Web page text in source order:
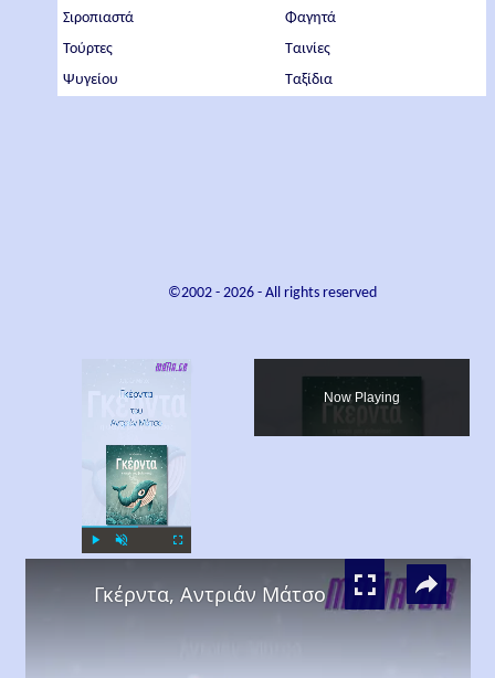
Σιροπιαστά
Τούρτες
Ψυγείου
Φαγητά
Ταινίες
Ταξίδια
©2002 - 2026- All rights reserved
×
Now Playing
Γκέρντα, Αντριάν Μάτσο